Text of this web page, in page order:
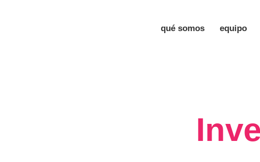
qué somos equipo